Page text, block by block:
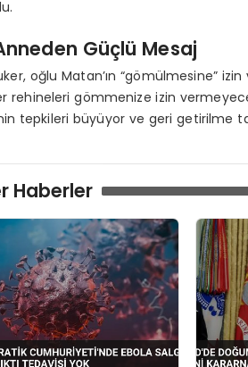
Güçlü Mesaj
oğlu Matan’ın “gömülmesine”
rehineleri gömmenize izin
tepkileri büyüyor ve geri getirilme
Haberler